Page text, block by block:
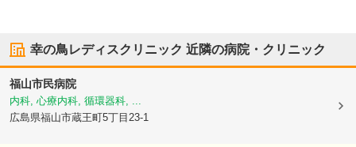
幸の鳥レディスクリニック 近隣の病院・クリニック
福山市民病院
内科, 心療内科, 循環器科, ...
広島県福山市蔵王町5丁目23-1